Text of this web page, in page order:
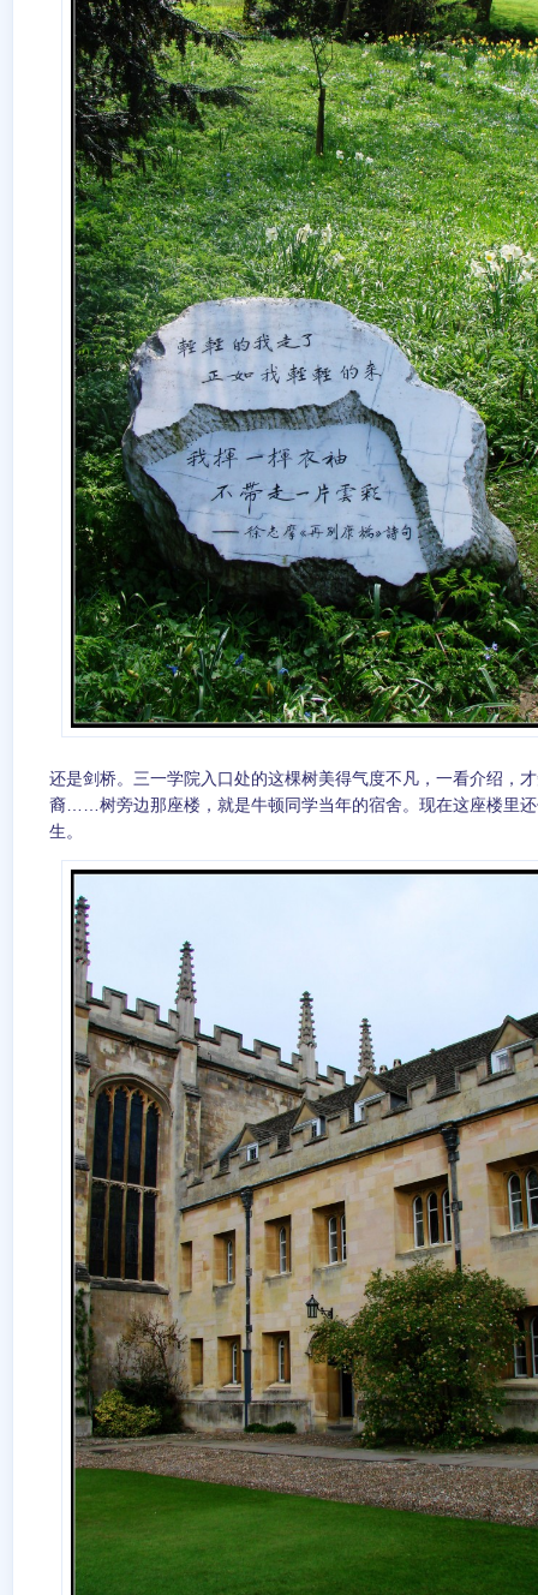
还是剑桥。三一学院入口处的这棵树美得气度不凡，一看介绍，
裔……树旁边那座楼，就是牛顿同学当年的宿舍。现在这座楼里
生。